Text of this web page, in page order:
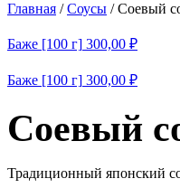
Главная /Соусы /Соевый
Баже [100 г] 300,00 ₽
Баже [100 г] 300,00 ₽
Соевый
Традиционный японский